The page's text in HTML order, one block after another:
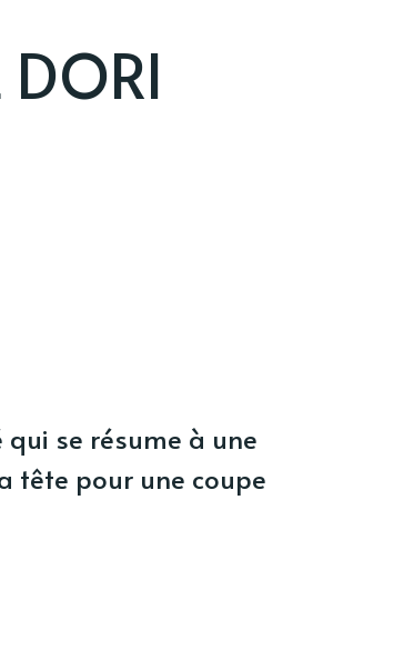
DORI
se résume à une
tête pour une coupe